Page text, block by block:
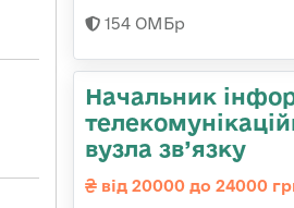
154 ОМБр
Начальник
вузла зв’язку
від 20000 до 24000